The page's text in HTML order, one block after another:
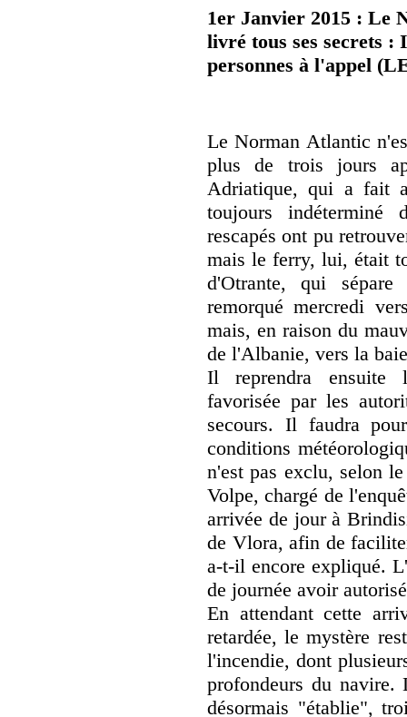
1er Janvier 2015 : Le
livré tous ses secrets :
personnes à l'appel
Le Norman Atlantic
plus de trois jours
Adriatique, qui a fait
toujours
rescapés ont pu
mais le ferry, lui, était
d'Otrante, qui
remorqué mercredi
mais, en raison du
de l'Albanie, vers la
Il reprendra ensuite
favorisée par les
secours. Il faudra
conditions
n'est pas exclu, selon
Volpe, chargé de
arrivée de jour à
de Vlora, afin de
a-t-il encore expliqué.
de journée avoir
En attendant cette
retardée, le mystère
l'incendie, dont
profondeurs du navire.
désormais "établie",